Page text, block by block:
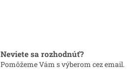
Neviete sa rozhodnúť?
Pomôžeme Vám s výberom cez email.